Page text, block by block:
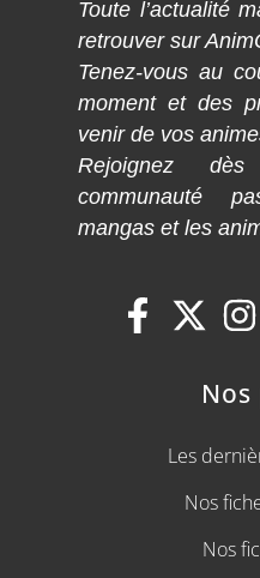
Toute l’actualité
retrouver sur
Tenez-vous au
moment et des
venir de vos
Rejoignez
communauté
mangas et les
Nos
Les
Nos
Nos